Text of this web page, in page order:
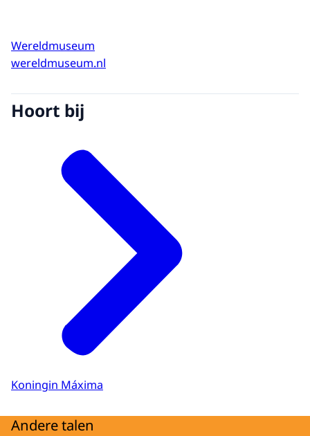
Wereldmuseum
wereldmuseum.nl
Hoort bij
Koningin Máxima
Andere talen